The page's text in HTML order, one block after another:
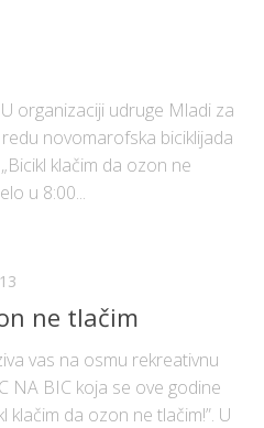
organizaciji udruge Mladi za
novomarofska biciklijada
klačim da ozon ne
u 8:00...
ne tlačim
vas na osmu rekreativnu
NA BIC koja se ove godine
klačim da ozon ne tlačim!”. U